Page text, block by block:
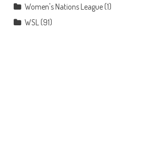
Women's Nations League(1)
WSL (91)